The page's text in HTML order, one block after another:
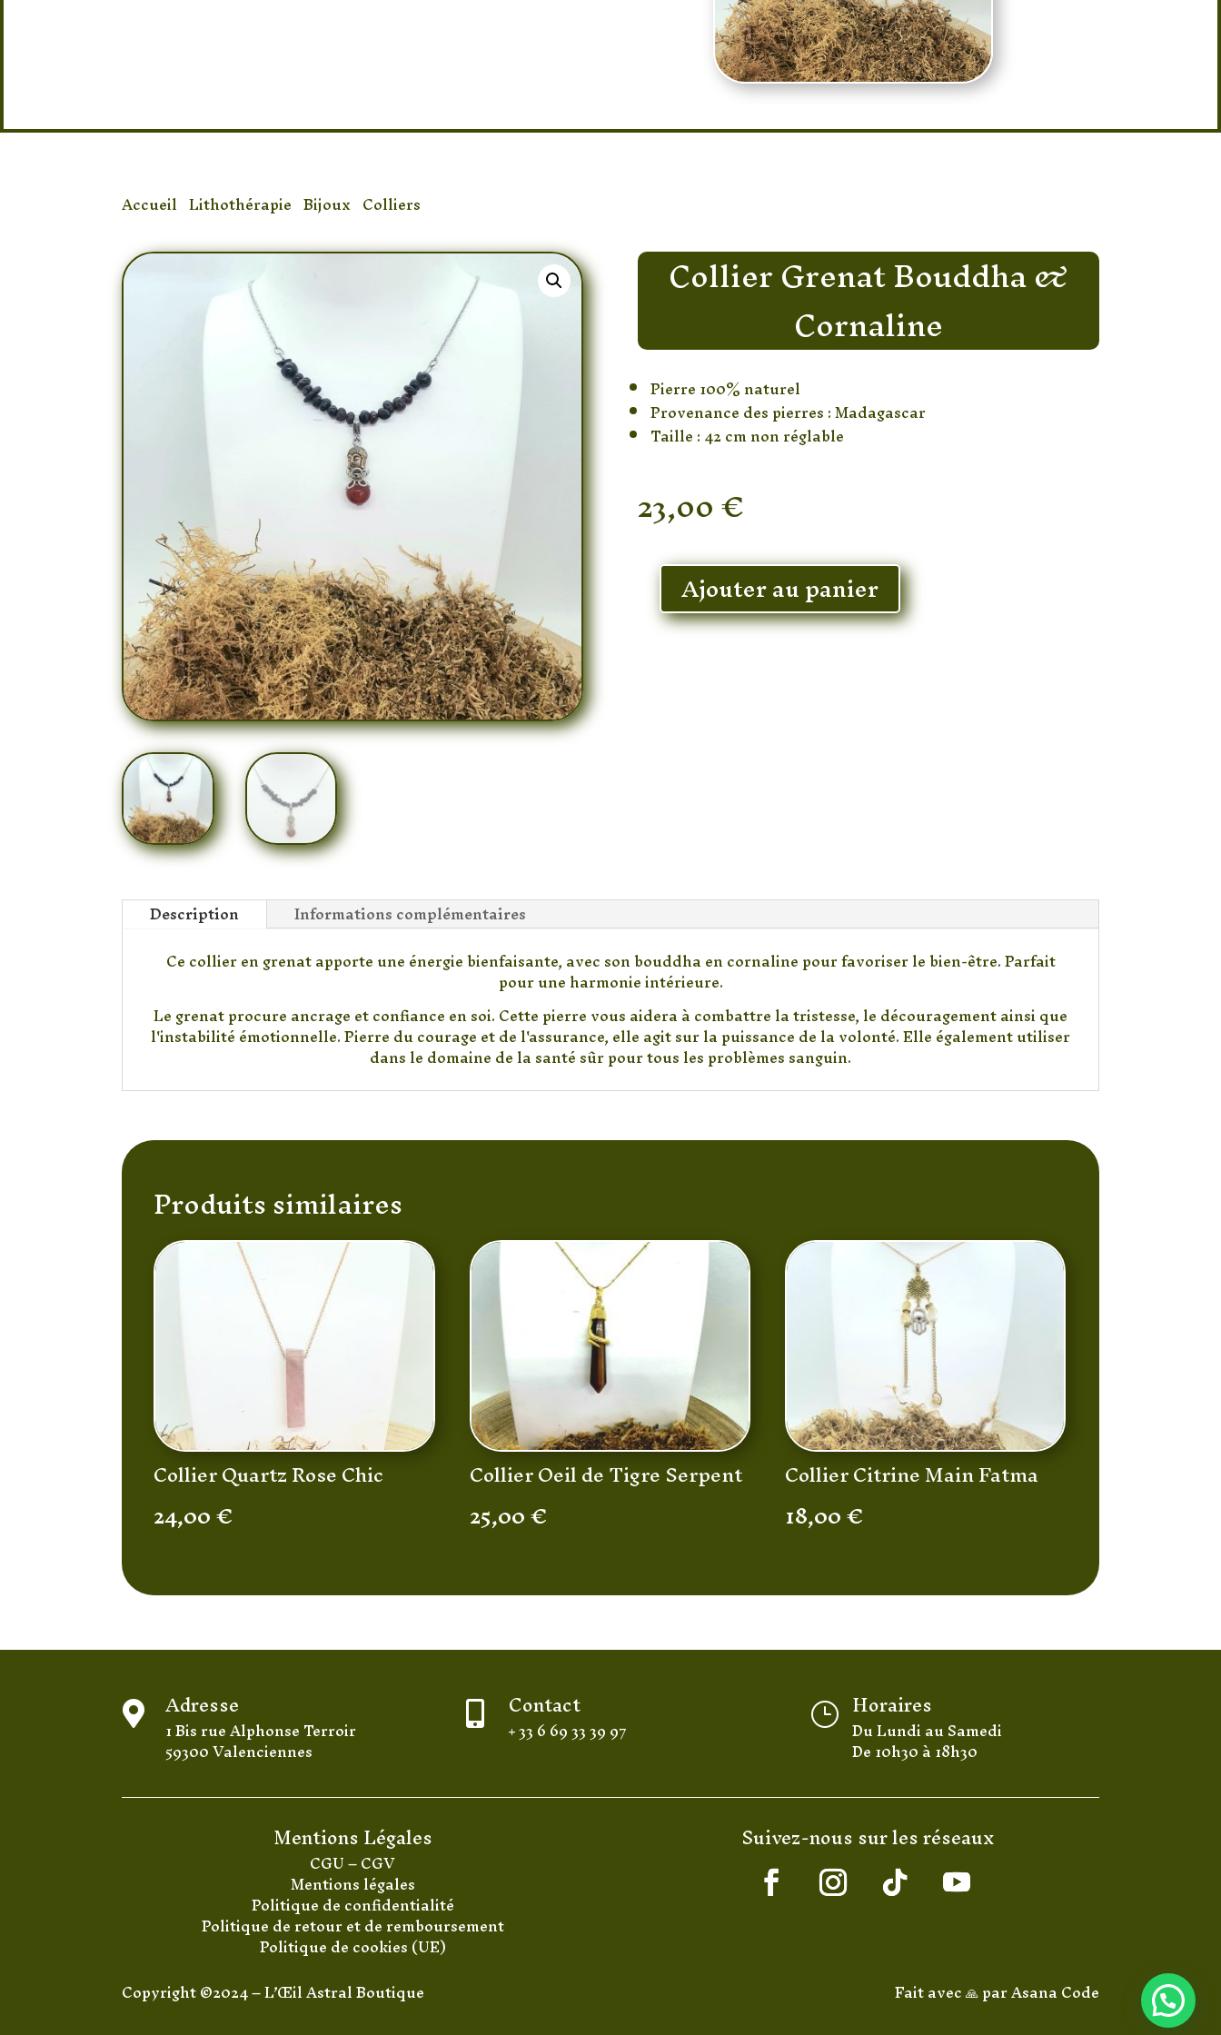
Accueil /Lithothérapie /Bijoux Colliers
Collier Grenat Bouddha &
Cornaline
Pierre 100% naturel
Provenance des pierres : Madagascar
Taille : 42 cm non réglable
23,00€
En stock
quantité
Collier
Ajouter au panier
Description
Informations complémentaires
Ce collier en grenat apporte une énergie bienfaisante, avec son bouddha en cornaline pour favoriser le bien-être. Parfait
pour une harmonie intérieure.
Le grenat procure ancrage et confiance en soi. Cette pierre vous aidera à combattre la tristesse, le découragement ainsi que
l'instabilité émotionnelle. Pierre du courage et de l'assurance, elle agit sur la puissance de la volonté. Elle également utiliser
dans le domaine de la santé sûr pour tous les problèmes sanguin.
Produits similaires
Collier Quartz Rose Chic
24,00€
Collier Oeil de Tigre Serpent
25,00€
Collier Citrine Main Fatma
18,00€
 Adresse
1 Bis rue Alphonse Terroir
59300 Valenciennes
 Contact
+ 33 6 69 33 39 97
} Horaires
Du Lundi au Samedi
De 10h30 à 18h30
Mentions Légales
CGU–CGV
Mentions légales
Politique de confidentialité
Politique de retour et de remboursement
Politique de cookies (UE)
Suivez-nous sur les réseaux
Copyright ©2024 – L’Œil Astral Boutique Fait avec 🙏 parAsana Code